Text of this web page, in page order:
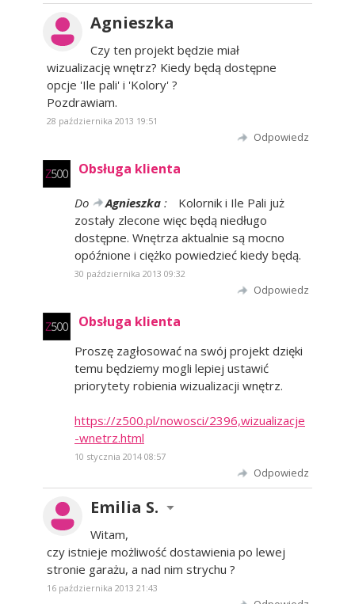
Agnieszka
Czy ten projekt będzie miał
wizualizację wnętrz? Kiedy będą dostępne
opcje 'Ile pali' i 'Kolory' ?
Pozdrawiam.
28 października 2013 19:51
Odpowiedz
Obsługa klienta
Do Agnieszka :
Kolornik i Ile Pali już
zostały zlecone więc będą niedługo
dostępne. Wnętrza aktualnie są mocno
opóźnione i ciężko powiedzieć kiedy będą.
30 października 2013 09:32
Odpowiedz
Obsługa klienta
Proszę zagłosować na swój projekt dzięki
temu będziemy mogli lepiej ustawić
priorytety robienia wizualizacji wnętrz.
https://z500.pl/nowosci/2396,wizualizacje
-wnetrz.html
10 stycznia 2014 08:57
Odpowiedz
Emilia S.
Witam,
czy istnieje możliwość dostawienia po lewej
stronie garażu, a nad nim strychu ?
16 października 2013 21:43